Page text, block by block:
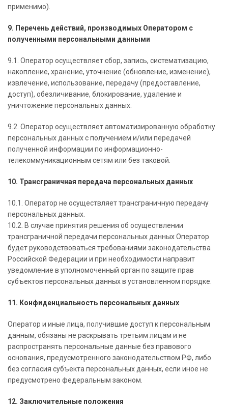
применимо).
9. Перечень действий, производимых Оператором с
полученными персональными данными
9.1. Оператор осуществляет сбор, запись, систематизацию,
накопление, хранение, уточнение (обновление, изменение),
извлечение, использование, передачу (предоставление,
доступ), обезличивание, блокирование, удаление и
уничтожение персональных данных.
9.2. Оператор осуществляет автоматизированную обработку
персональных данных с получением и/или передачей
полученной информации по информационно-
телекоммуникационным сетям или без таковой.
10. Трансграничная передача персональных данных
10.1. Оператор не осуществляет трансграничную передачу
персональных данных.
10.2. В случае принятия решения об осуществлении
трансграничной передачи персональных данных Оператор
будет руководствоваться требованиями законодательства
Российской Федерации и при необходимости направит
уведомление в уполномоченный орган по защите прав
субъектов персональных данных в установленном порядке.
11. Конфиденциальность персональных данных
Оператор и иные лица, получившие доступ к персональным
данным, обязаны не раскрывать третьим лицам и не
распространять персональные данные без правового
основания, предусмотренного законодательством РФ, либо
без согласия субъекта персональных данных, если иное не
предусмотрено федеральным законом.
12. Заключительные положения